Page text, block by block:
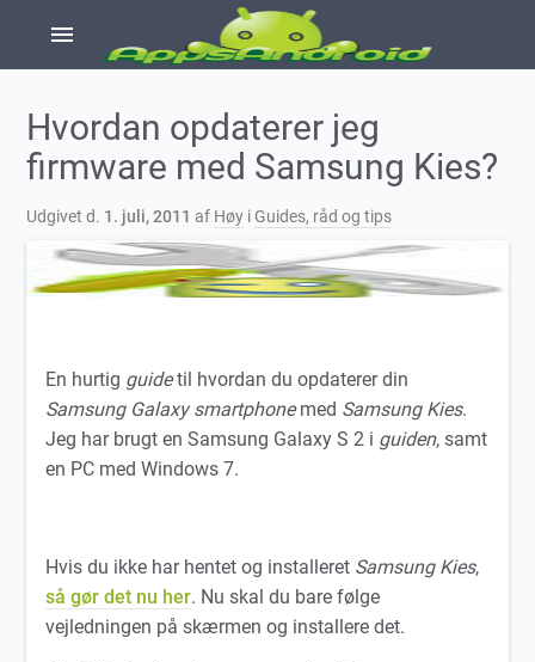
menu
Hvordan opdaterer jeg
firmware med Samsung Kies?
Udgivet d. 1. juli, 2011 af Høy i Guides, råd og tips
En hurtig guidetil hvordan du opdaterer din
Samsung Galaxy smartphonemed Samsung Kies.
Jeg har brugt en Samsung Galaxy S 2 i guiden, samt
en PC med Windows 7.
Hvis du ikke har hentet og installeret Samsung Kies,
så gør det nu her. Nu skal du bare følge
vejledningen på skærmen og installere det.